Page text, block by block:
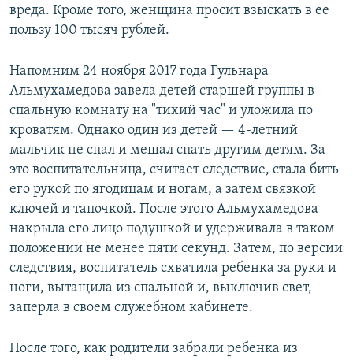
вреда. Кроме того, женщина просит взыскать в ее
пользу 100 тысяч рублей.
Напомним 24 ноября 2017 года Гульнара
Альмухамедова завела детей старшей группы в
спальную комнату на "тихий час" и уложила по
кроватям. Однако один из детей — 4-летний
мальчик не спал и мешал спать другим детям. За
это воспитательница, считает следствие, стала бить
его рукой по ягодицам и ногам, а затем связкой
ключей и тапочкой. После этого Альмухамедова
накрыла его лицо подушкой и удерживала в таком
положении не менее пяти секунд. Затем, по версии
следствия, воспитатель схватила ребенка за руки и
ноги, вытащила из спальной и, выключив свет,
заперла в своем служебном кабинете.
После того, как родители забрали ребенка из